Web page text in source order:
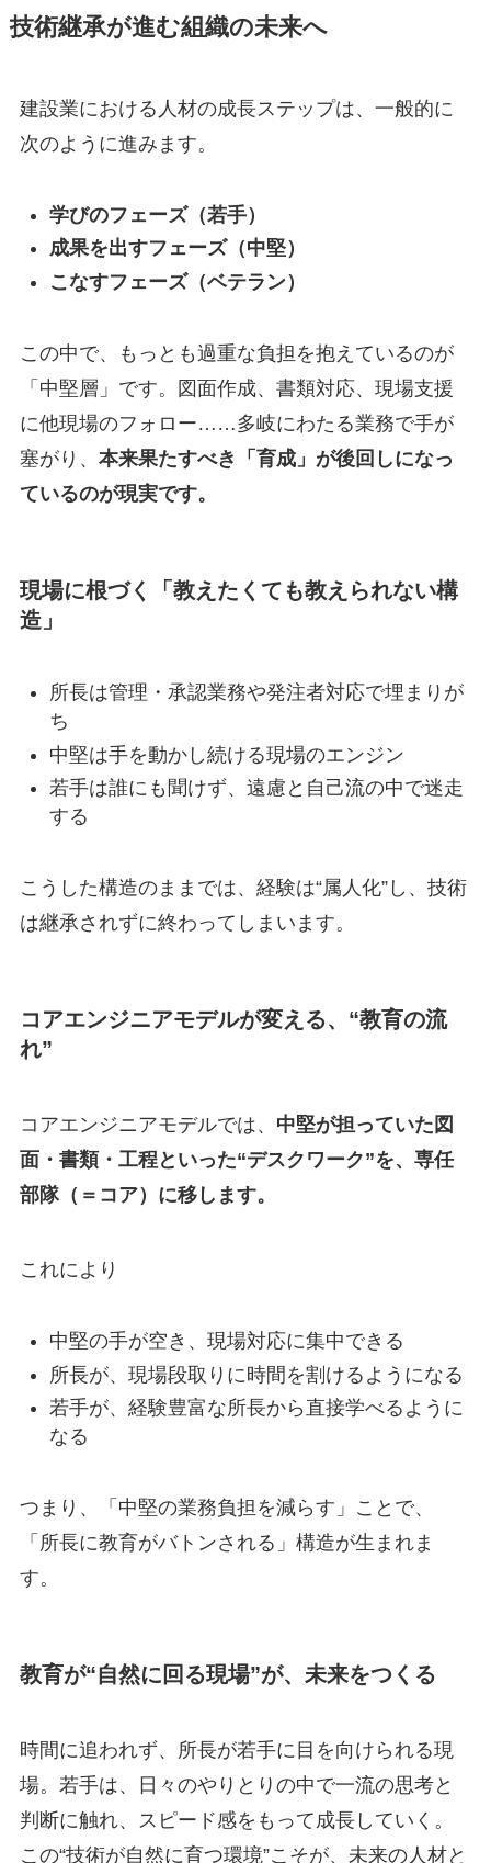
技術継承が進む組織の未来へ
建設業における人材の成長ステップは、一般的に
次のように進みます。
学びのフェーズ（若手）
成果を出すフェーズ（中堅）
こなすフェーズ（ベテラン）
この中で、もっとも過重な負担を抱えているのが
「中堅層」です。図面作成、書類対応、現場支援
に他現場のフォロー……多岐にわたる業務で手が
塞がり、 本来果たすべき「育成」が後回しになっ
ているのが現実です。
現場に根づく「教えたくても教えられない構
造」
所長は管理・承認業務や発注者対応で埋まりが
ち
中堅は手を動かし続ける現場のエンジン
若手は誰にも聞けず、遠慮と自己流の中で迷走
する
こうした構造のままでは、経験は“属人化”し、技術
は継承されずに終わってしまいます。
コアエンジニアモデルが変える、“教育の流
れ”
コアエンジニアモデルでは、 中堅が担っていた図
面・書類・工程といった“デスクワーク”を、専任
部隊（＝コア）に移します。
これにより
中堅の手が空き、現場対応に集中できる
所長が、現場段取りに時間を割けるようになる
若手が、経験豊富な所長から直接学べるように
なる
つまり、「中堅の業務負担を減らす」ことで、
「所長に教育がバトンされる」構造が生まれま
す。
教育が“自然に回る現場”が、未来をつくる
時間に追われず、所長が若手に目を向けられる現
場。若手は、日々のやりとりの中で一流の思考と
判断に触れ、スピード感をもって成長していく。
この“技術が自然に育つ環境”こそが、未来の人材と